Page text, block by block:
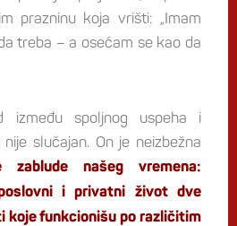
prazninu koja vrišti: „Imam
treba – a osećam se kao da
između spoljnog uspeha i
slučajan. On je neizbežna
zablude našeg vremena:
i privatni život dve
koje funkcionišu po različitim